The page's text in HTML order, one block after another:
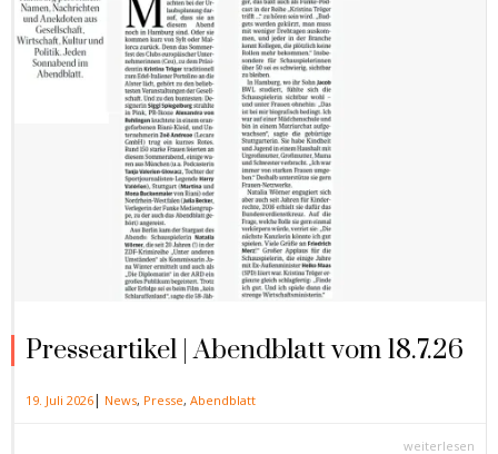
Presseartikel | Abendblatt vom 18.7.26
19. Juli 2026| News, Presse, Abendblatt
weiterlesen